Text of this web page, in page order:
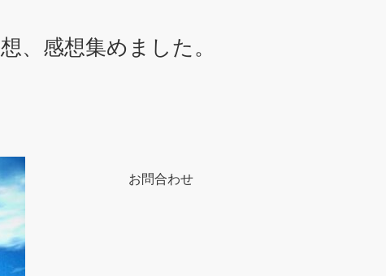
、感想集めました。
お問合わせ